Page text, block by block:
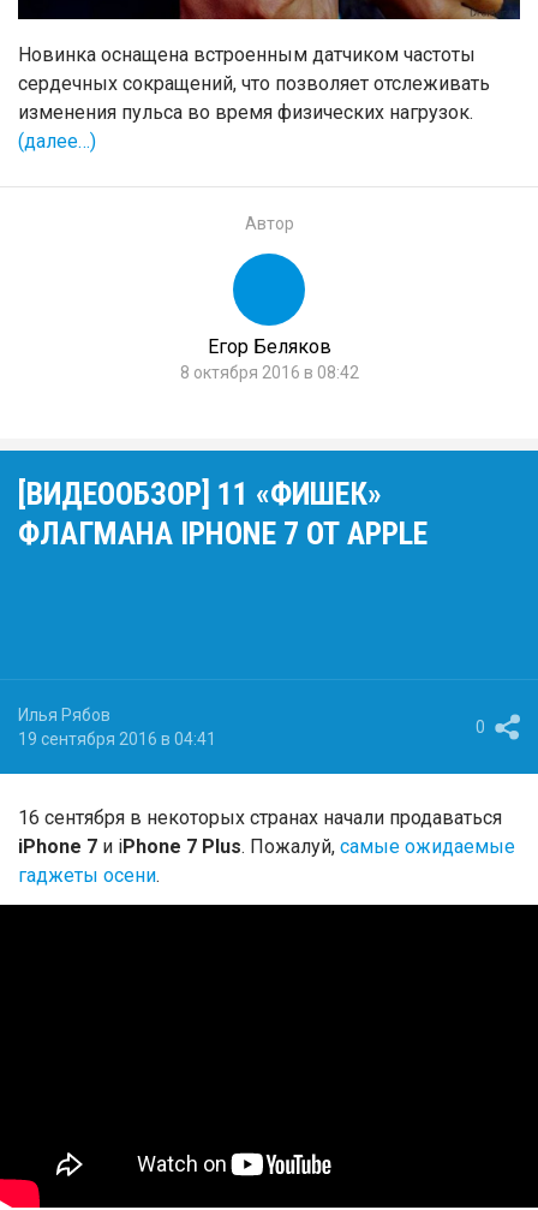
Новинка оснащена встроенным датчиком частоты
сердечных сокращений, что позволяет отслеживать
изменения пульса во время физических нагрузок.
(далее…)
Автор
Егор Беляков
8 октября 2016 в 08:42
[ВИДЕООБЗОР] 11 «ФИШЕК»
ФЛАГМАНА IPHONE 7 ОТ APPLE
Илья Рябов
19 сентября 2016 в 04:41
0
16 сентября в некоторых странах начали продаваться
iPhone 7 и iPhone 7 Plus. Пожалуй, самые ожидаемые
гаджеты осени.